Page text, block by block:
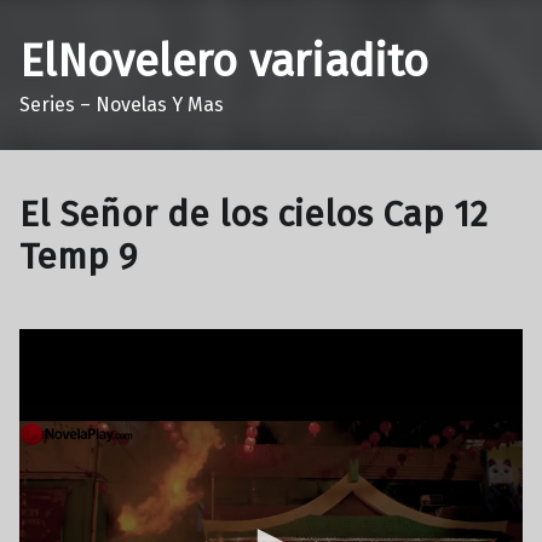
ElNovelero variadito
Series – Novelas Y Mas
El Señor de los cielos Cap 12
Temp 9